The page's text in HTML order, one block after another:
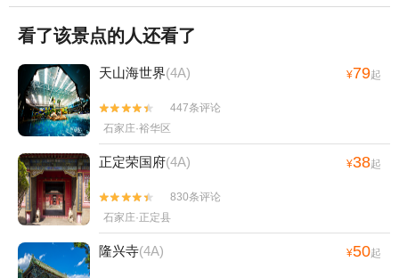
看了该景点的人还看了
天山海世界(4A) ¥79起


447条评论
石家庄·裕华区
正定荣国府(4A) ¥38起


830条评论
石家庄·正定县
隆兴寺(4A) ¥50起